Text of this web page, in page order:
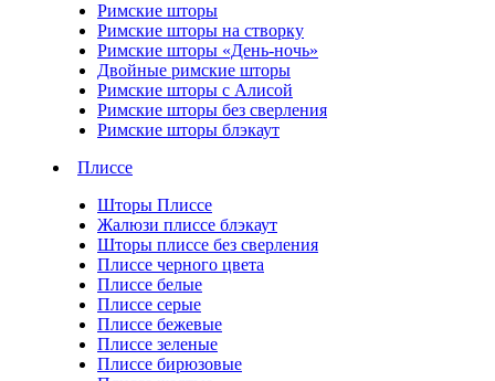
Римские шторы
Римские шторы на створку
Римские шторы «День-ночь»
Двойные римские шторы
Римские шторы с Алисой
Римские шторы без сверления
Римские шторы блэкаут
Плиссе
Шторы Плиссе
Жалюзи плиссе блэкаут
Шторы плиссе без сверления
Плиссе черного цвета
Плиссе белые
Плиссе серые
Плиссе бежевые
Плиссе зеленые
Плиссе бирюзовые